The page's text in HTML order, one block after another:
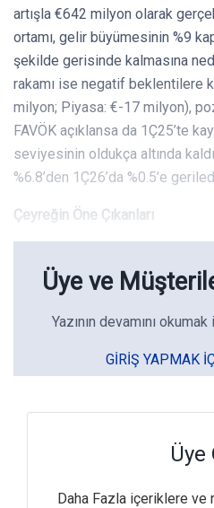
artışla €642 milyon olarak
ortamı, gelir büyümesinin %9
şekilde gerisinde kalmasına
rakamı ise negatif beklentilere
milyon; Piyasa: €-17 milyon),
FAVÖK açıklansa da 1Ç25’te
seviyesinin oldukça altında
%6.8’den 1Ç26’da %0.5’e
Çeyreğin Öne Çıkanları
Üye ve
Yazının devamını
GIRIŞ YAPMAK
Üye
Daha Fazla içeriklere ve